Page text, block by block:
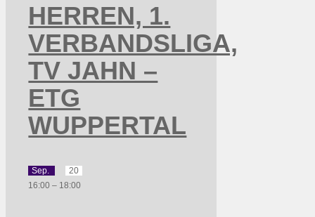
HERREN, 1.
VERBANDSLIGA,
TV JAHN –
ETG
WUPPERTAL
Sep.
20
16:00 – 18:00